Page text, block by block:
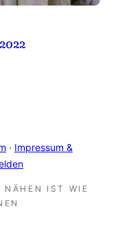
· Impressum &
IST WIE Z